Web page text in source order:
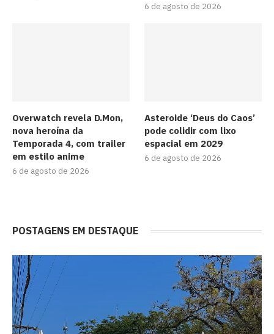
6 de agosto de 2026
Overwatch revela D.Mon,
nova heroína da
Temporada 4, com trailer
em estilo anime
6 de agosto de 2026
Asteroide ‘Deus do Caos’
pode colidir com lixo
espacial em 2029
6 de agosto de 2026
POSTAGENS EM DESTAQUE